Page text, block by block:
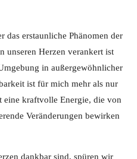
das erstaunliche Phänomen der
unseren Herzen verankert ist
in außergewöhnlicher
ist für mich mehr als nur
eine kraftvolle Energie, die von
Veränderungen bewirken
dankbar sind, spüren wir